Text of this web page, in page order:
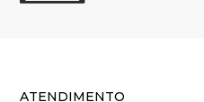
ATENDIMENTO